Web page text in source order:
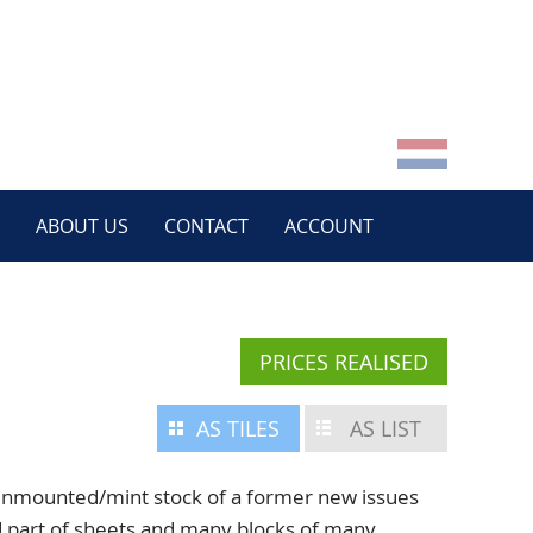
ABOUT US CONTACT ACCOUNT
PRICES REALISED
AS TILES AS LIST
mint stock of a former new issues